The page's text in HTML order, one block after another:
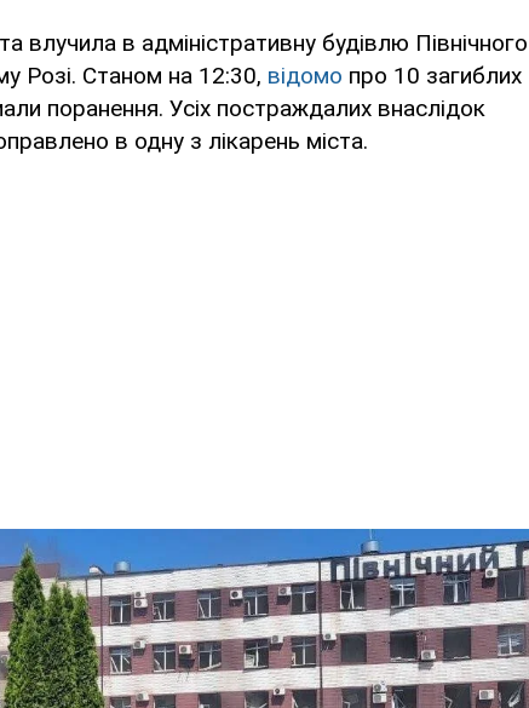
влучила в адміністративну будівлю Північного
Розі. Станом на 12:30, відомо про 10 загиблих
поранення. Усіх постраждалих внаслідок
в одну з лікарень міста.